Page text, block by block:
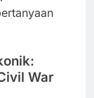
War